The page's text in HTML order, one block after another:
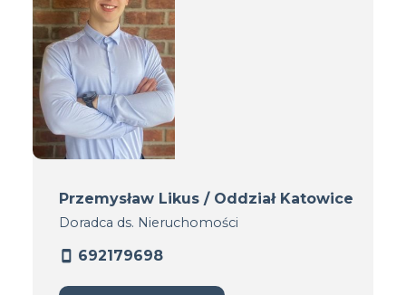
Przemysław Likus / Oddział Katowice
Doradca ds. Nieruchomości
692179698